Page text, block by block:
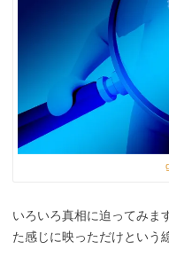
いろいろ真相に迫ってみま
た感じに映っただけという